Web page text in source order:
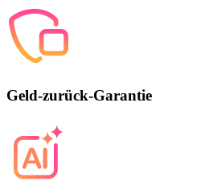
Geld-zurück-Garantie